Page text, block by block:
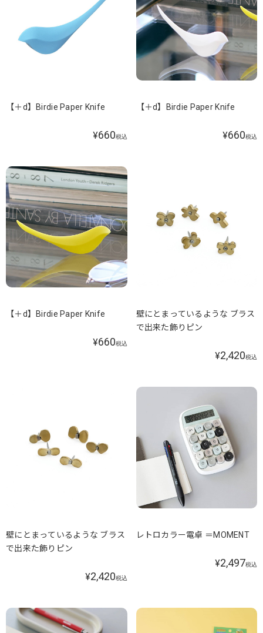
【＋d】Birdie Paper Knife
¥660税込
【＋d】Birdie Paper Knife
¥660税込
【＋d】Birdie Paper Knife
¥660税込
壁にとまっているような ブラス
で出来た飾りピン
¥2,420税込
壁にとまっているような ブラス
で出来た飾りピン
¥2,420税込
レトロカラー電卓 ＝MOMENT
¥2,497税込